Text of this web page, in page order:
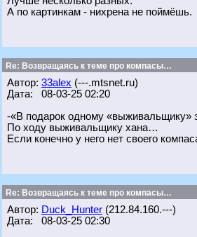
А по картинкам - нихрена не поймёшь.
Re: Возвращаясь к теме про компасы…
Автор: 33alex (---.mtsnet.ru)
Дата: 08-03-25 02:20
-«В подарок одному «выживальщику»
По ходу выживальщику хана…
Если конечно у него нет своего
Re: Возвращаясь к теме про компасы…
Автор: Duck_Hunter (212.84.160.---)
Дата: 08-03-25 02:30